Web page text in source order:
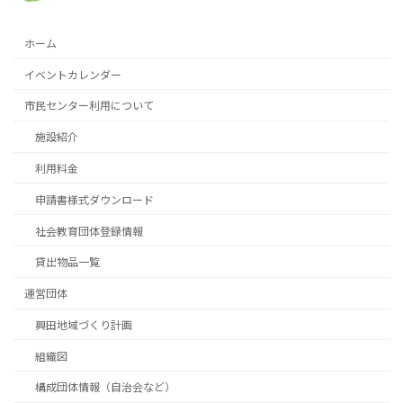
ホーム
イベントカレンダー
市民センター利用について
施設紹介
利用料金
申請書様式ダウンロード
社会教育団体登録情報
貸出物品一覧
運営団体
興田地域づくり計画
組織図
構成団体情報（自治会など）